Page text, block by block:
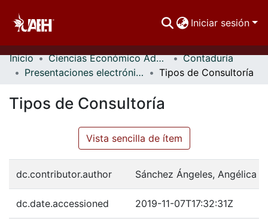
Iniciar sesión
Comunidades
Estadísticas
Inicio Ciencias Económico Administrativas
Contaduría
Presentaciones electrónicas
Tipos de Consultoría
Tipos de Consultoría
Vista sencilla de ítem
dc.contributor.author Sánchez Ángeles, Angélica
dc.date.accessioned 2019-11-07T17:32:31Z